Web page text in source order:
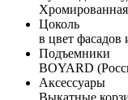
Хромированная
Цоколь
в цвет фасадов
Подъемники
BOYARD
Аксессуары
Выкатные